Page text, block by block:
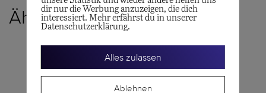
Ähnliche Produkte
dir nur die Werbung anzuzeigen, die dich
interessiert. Mehr erfährst du in unserer
Datenschutzerklärung.
Alles zulassen
Ablehnen